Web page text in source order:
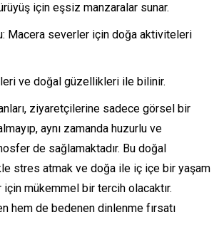
için eşsiz manzaralar sunar.
Macera severler için doğa aktiviteleri
ve doğal güzellikleri ile bilinir.
ziyaretçilerine sadece görsel bir
aynı zamanda huzurlu ve
de sağlamaktadır. Bu doğal
stres atmak ve doğa ile iç içe bir yaşam
mükemmel bir tercih olacaktır.
hem de bedenen dinlenme fırsatı